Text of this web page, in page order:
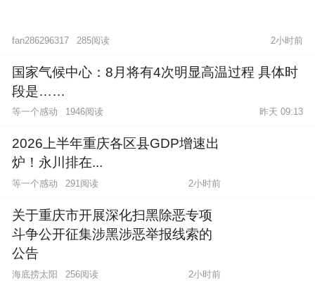
fan286296317 285阅读 2小时前
国家气候中心：8月将有4次明显高温过程 具体时
段是……
等一个感动 1946阅读 昨天 09:13
2026上半年重庆各区县GDP增速出
炉！永川排在...
等一个感动 291阅读 2小时前
关于重庆市开展深化扫黑除恶专项
斗争公开征集涉黑涉恶举报线索的
公告
海底捞太阳 256阅读 2小时前